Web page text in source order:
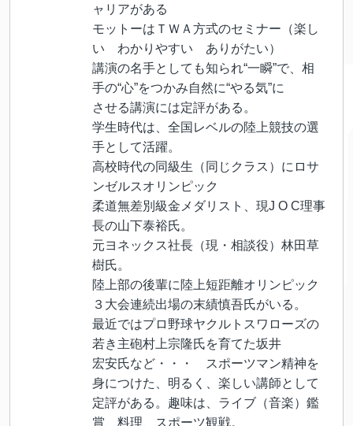
ャリアがある
モットーはＴＷＡ方式のセミナー（楽し
い わかりやすい ありがたい）
講演の名手としても知られ“一瞬”で、相
手の“心”をつかみ自然に“やる気”に
させる講演には定評がある。
学生時代は、全国レベルの陸上競技の選
手として活躍。
高校時代の同級生（同じクラス）にロサ
ンゼルスオリンピック
柔道無差別級金メダリスト、現J O C理事
長の山下泰裕氏。
元ヨネックス社長（現・相談役）林田草
樹氏。
陸上部の後輩に陸上短距離オリンピック
３大会連続出場の末績慎吾氏がいる。
最近ではプロ野球ヤクルトスワローズの
若き主砲村上宗隆氏を育てた坂井
宏安氏など・・・ スポーツマン精神を
身につけた、明るく、楽しい講師として
定評がある。趣味は、ライブ（音楽）鑑
賞、料理、スポーツ観戦。